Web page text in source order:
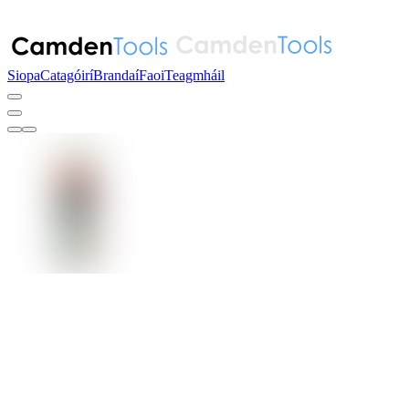
SiopaCatagóiríBrandaíFaoiTeagmháil